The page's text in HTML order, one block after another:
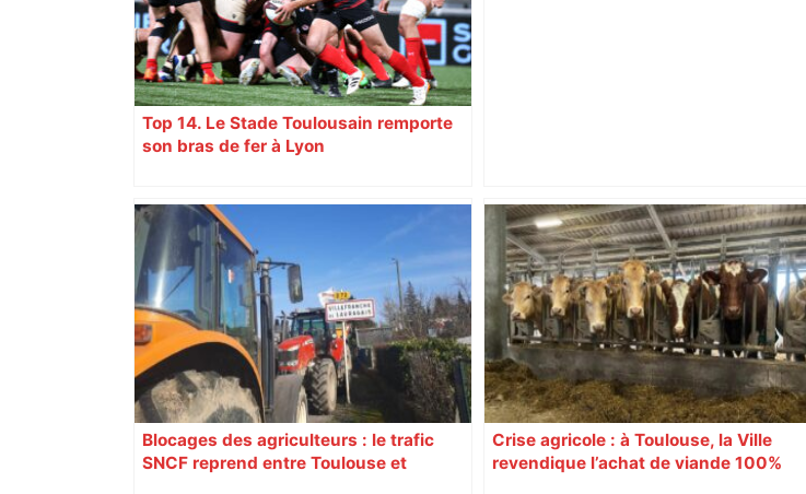
Top 14. Le Stade Toulousain remporte
son bras de fer à Lyon
Top 14: comment Perpignan a une
nouvelle fois fait tomber Toulouse? –
RMC Sport
Blocages des agriculteurs : le trafic
SNCF reprend entre Toulouse et
Crise agricole : à Toulouse, la Ville
revendique l’achat de viande 100%